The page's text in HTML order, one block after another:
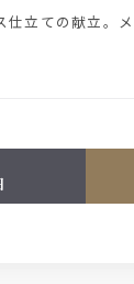
仕立ての献立。